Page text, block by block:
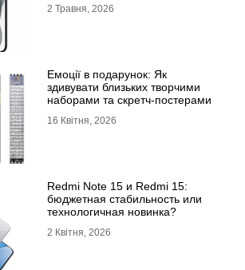
2 Травня, 2026
Емоції в подарунок: Як
здивувати близьких творчими
наборами та скретч-постерами
16 Квітня, 2026
Redmi Note 15 и Redmi 15:
бюджетная стабильность или
технологичная новинка?
2 Квітня, 2026